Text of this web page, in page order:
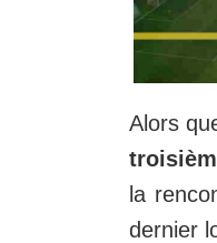
Alors
la
dernier